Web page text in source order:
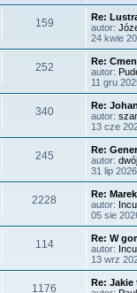
159
Re:
autor:
24 kwie
252
Re:
autor:
11 gru
340
Re:
autor:
13 cze
245
Re:
autor:
31 lip
2228
Re:
autor:
05 sie
114
Re: W
autor:
13 wrz
1176
Re: